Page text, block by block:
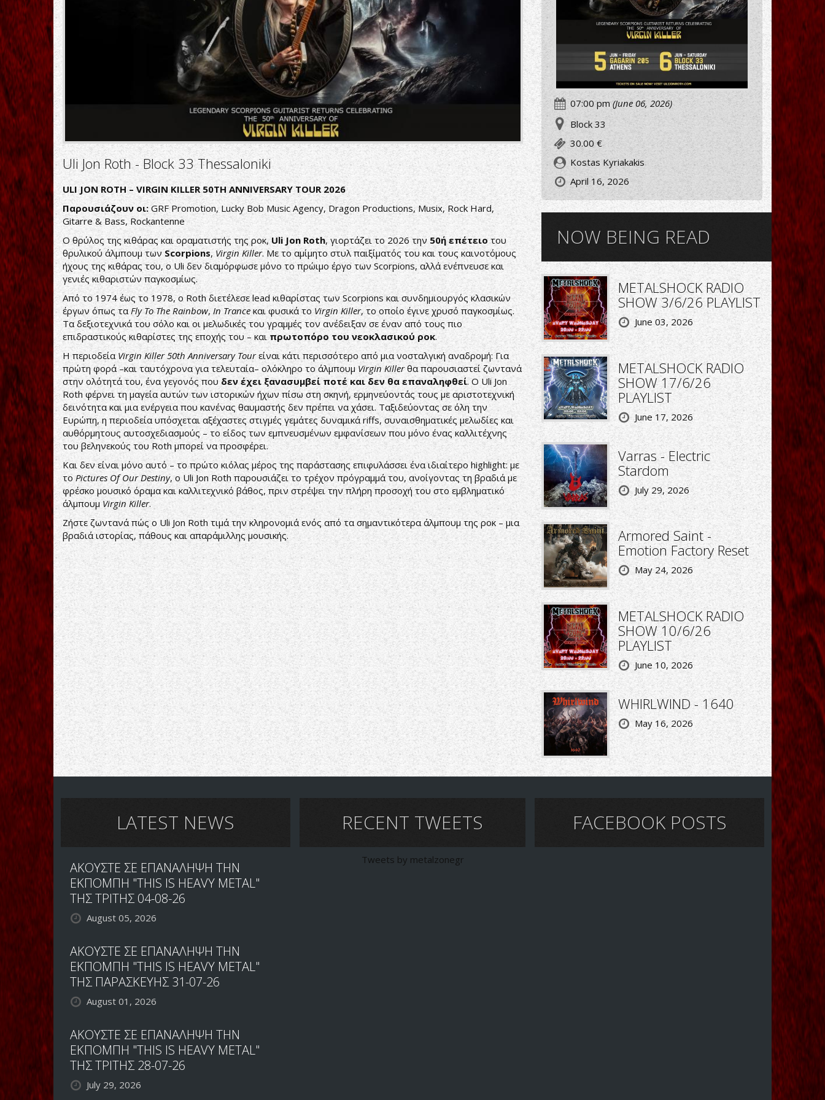
Uli Jon Roth - Block 33 Thessaloniki
ULI JON ROTH – VIRGIN KILLER 50TH ANNIVERSARY TOUR 2026
Παρουσιάζουν οι:GRF Promotion, Lucky Bob Music Agency, Dragon Productions, Musix, Rock Hard,
Gitarre & Bass, Rockantenne
Ο θρύλος της κιθάρας και οραματιστής της ροκ, Uli Jon Roth, γιορτάζει το 2026 την 50ή επέτειοτου
θρυλικού άλμπουμ τωνScorpions,Virgin Killer. Με το αμίμητο στυλ παιξίματός του και τους καινοτόμους
ήχους της κιθάρας του, ο Uli δεν διαμόρφωσε μόνο το πρώιμο έργο των Scorpions, αλλά ενέπνευσε και
γενιές κιθαριστών παγκοσμίως.
Από το 1974 έως το 1978, ο Roth διετέλεσε lead κιθαρίστας των Scorpions και συνδημιουργός κλασικών
έργων όπως τα Fly To The Rainbow,In Tranceκαι φυσικά τοVirgin Killer, το οποίο έγινε χρυσό παγκοσμίως.
Τα δεξιοτεχνικά του σόλο και οι μελωδικές του γραμμές τον ανέδειξαν σε έναν από τους πιο
επιδραστικούς κιθαρίστες της εποχής του – καιπρωτοπόρο του νεοκλασικού ροκ.
Η περιοδεία Virgin Killer 50th Anniversary Tourείναι κάτι περισσότερο από μια νοσταλγική αναδρομή: Για
πρώτη φορά –και ταυτόχρονα για τελευταία– ολόκληρο το άλμπουμ Virgin Killerθα παρουσιαστεί ζωντανά
στην ολότητά του, ένα γεγονός που δεν έχει ξανασυμβεί ποτέ και δεν θα επαναληφθεί. Ο Uli Jon
Roth φέρνει τη μαγεία αυτών των ιστορικών ήχων πίσω στη σκηνή, ερμηνεύοντάς τους με αριστοτεχνική
δεινότητα και μια ενέργεια που κανένας θαυμαστής δεν πρέπει να χάσει. Ταξιδεύοντας σε όλη την
Ευρώπη, η περιοδεία υπόσχεται αξέχαστες στιγμές γεμάτες δυναμικά riffs, συναισθηματικές μελωδίες και
αυθόρμητους αυτοσχεδιασμούς – το είδος των εμπνευσμένων εμφανίσεων που μόνο ένας καλλιτέχνης
του βεληνεκούς του Roth μπορεί να προσφέρει.
Και δεν είναι μόνο αυτό – το πρώτο κιόλας μέρος της παράστασης επιφυλάσσει ένα ιδιαίτερο highlight: με
το Pictures Of Our Destiny, ο Uli Jon Roth παρουσιάζει το τρέχον πρόγραμμά του, ανοίγοντας τη βραδιά με
φρέσκο μουσικό όραμα και καλλιτεχνικό βάθος, πριν στρέψει την πλήρη προσοχή του στο εμβληματικό
άλμπουμVirgin Killer.
Ζήστε ζωντανά πώς ο Uli Jon Roth τιμά την κληρονομιά ενός από τα σημαντικότερα άλμπουμ της ροκ – μια
βραδιά ιστορίας, πάθους και απαράμιλλης μουσικής.
07:00 pm(June 06, 2026)
Block 33
30.00 €
Kostas Kyriakakis
April 16, 2026
NOW BEING READ
METALSHOCK RADIO
SHOW 3/6/26 PLAYLIST
June 03, 2026
METALSHOCK RADIO
SHOW 17/6/26
PLAYLIST
June 17, 2026
Varras - Electric
Stardom
July 29, 2026
Armored Saint -
Emotion Factory Reset
May 24, 2026
METALSHOCK RADIO
SHOW 10/6/26
PLAYLIST
June 10, 2026
WHIRLWIND - 1640
May 16, 2026
LATEST NEWS
ΑΚΟΥΣΤΕ ΣΕ ΕΠΑΝΑΛΗΨΗ ΤΗΝ
ΕΚΠΟΜΠΗ "THIS IS HEAVY METAL"
ΤΗΣ ΤΡΙΤΗΣ 04-08-26
August 05, 2026
ΑΚΟΥΣΤΕ ΣΕ ΕΠΑΝΑΛΗΨΗ ΤΗΝ
ΕΚΠΟΜΠΗ "THIS IS HEAVY METAL"
ΤΗΣ ΠΑΡΑΣΚΕΥΗΣ 31-07-26
August 01, 2026
ΑΚΟΥΣΤΕ ΣΕ ΕΠΑΝΑΛΗΨΗ ΤΗΝ
ΕΚΠΟΜΠΗ "THIS IS HEAVY METAL"
ΤΗΣ ΤΡΙΤΗΣ 28-07-26
July 29, 2026
RECENT TWEETS
Tweets by metalzonegr
FACEBOOK POSTS